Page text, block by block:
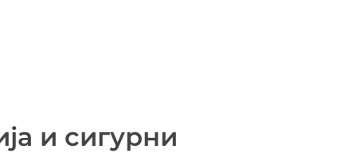
и сигурни